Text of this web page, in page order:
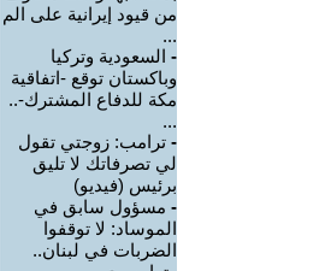
من قيود إيرانية على الم
...
- السعودية وتركيا
وباكستان توقع -اتفاقية
مكة للدفاع المشترك-..
...
- ترامب: زوجتي تقول
لي تصرفاتك لا تليق
برئيس (فيديو)
- مسؤول سابق في
الموساد: لا توقفوا
الضربات في لبنان..